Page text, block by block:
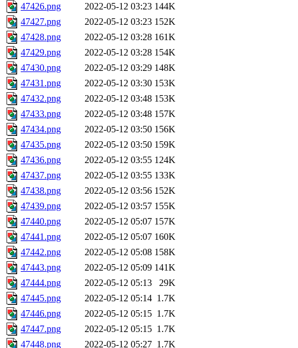
47426.png
2022-05-12 03:23 144K
47427.png
2022-05-12 03:23 152K
47428.png
2022-05-12 03:28 161K
47429.png
2022-05-12 03:28 154K
47430.png
2022-05-12 03:29 148K
47431.png
2022-05-12 03:30 153K
47432.png
2022-05-12 03:48 153K
47433.png
2022-05-12 03:48 157K
47434.png
2022-05-12 03:50 156K
47435.png
2022-05-12 03:50 159K
47436.png
2022-05-12 03:55 124K
47437.png
2022-05-12 03:55 133K
47438.png
2022-05-12 03:56 152K
47439.png
2022-05-12 03:57 155K
47440.png
2022-05-12 05:07 157K
47441.png
2022-05-12 05:07 160K
47442.png
2022-05-12 05:08 158K
47443.png
2022-05-12 05:09 141K
47444.png
2022-05-12 05:13
29K
47445.png
2022-05-12 05:14 1.7K
47446.png
2022-05-12 05:15 1.7K
47447.png
2022-05-12 05:15 1.7K
47448.png
2022-05-12 05:27 1.7K